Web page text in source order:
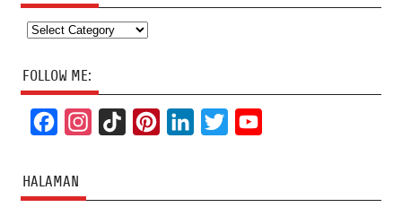
Categories
FOLLOW ME:
c
e
t
T
t
k
t
T
HALAMAN